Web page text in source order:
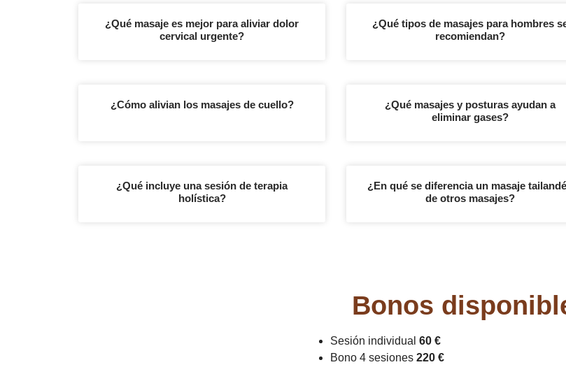
¿Qué masaje es mejor para aliviar dolor
cervical urgente?
¿Qué tipos de masajes para hombres
recomiendan?
¿Cómo alivian los masajes de cuello?
¿Qué masajes y posturas ayudan a
eliminar gases?
¿Qué incluye una sesión de terapia
holística?
¿En qué se diferencia un masaje
de otros masajes?
Bonos
Sesión individual 60 €
Bono 4 sesiones 220 €